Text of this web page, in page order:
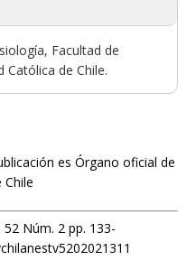
Facultad de
Católica de Chile.
es Órgano oficial de
52 Núm. 2 pp. 133-